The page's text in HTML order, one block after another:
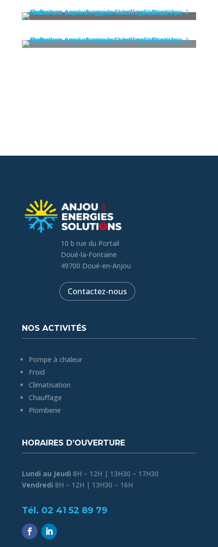
10 b rue du Portail
Doué-la-Fontaine
49700 Doué-en-Anjou
Contactez-nous
NOS ACTIVITÉS
Pompe à chaleur
Froid
Climatisation
Chauffage
Plomberie
HORAIRES D’OUVERTURE
Lundi au Jeudi 8H – 12H | 13H30 – 17H30
Vendredi 8H – 12H | 13H30 – 16H
Tél. 02 41 52 89 79